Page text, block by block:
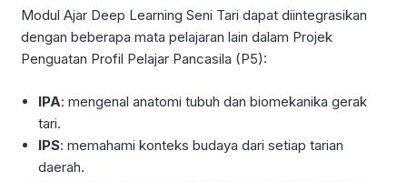
Modul Ajar Deep Learning Seni Tari dapat diintegrasikan
dengan beberapa mata pelajaran lain dalam Projek
Penguatan Profil Pelajar Pancasila (P5):
IPA: mengenal anatomi tubuh dan biomekanika gerak
tari.
IPS: memahami konteks budaya dari setiap tarian
daerah.